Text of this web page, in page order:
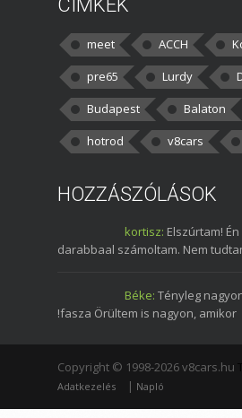
CÍMKÉK
meet ACCH
pre65
Lurdy
Budapest
Balaton
hotrod
v8cars
HOZZÁSZÓLÁSOK
kortisz: Elszúrtam!
darabbaal számoltam. Nem
Béke: Tényleg
!fasza Örültem is nagyon, amikor
Copyright © 1998-2026 v8cars.hu
Adatkezelés | Napló